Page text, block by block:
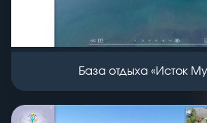
База отдыха «Исток